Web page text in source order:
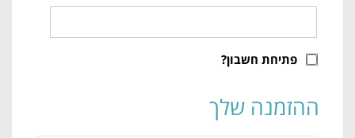
פתיחת חשבון?
ההזמנה שלך